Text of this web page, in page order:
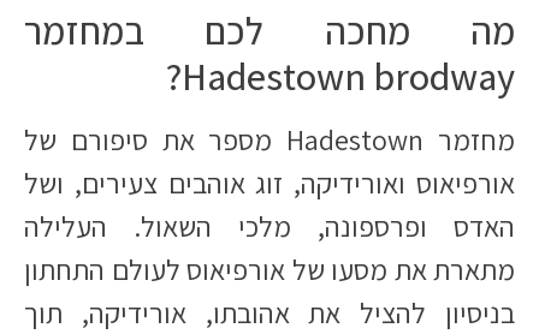
מה מחכה לכם במחזמר
Hadestown brodway?
מחזמר Hadestown מספר את סיפורם של
אורפיאוס ואורידיקה, זוג אוהבים צעירים, ושל
האדס ופרספונה, מלכי השאול. העלילה
מתארת את מסעו של אורפיאוס לעולם התחתון
בניסיון להציל את אהובתו, אורידיקה, תוך